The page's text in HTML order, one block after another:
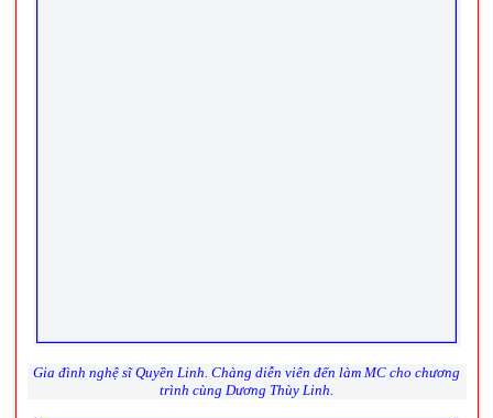
Gia đình nghệ sĩ Quyền Linh. Chàng diễn viên đến làm MC cho chương
trình cùng Dương Thùy Linh.